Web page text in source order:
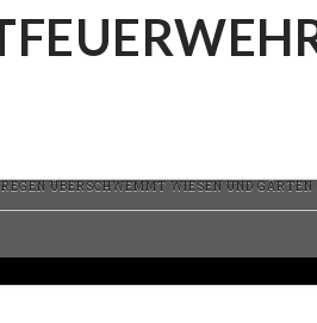
ÜBERSCHWEMMT WIESEN UND GÄRTEN